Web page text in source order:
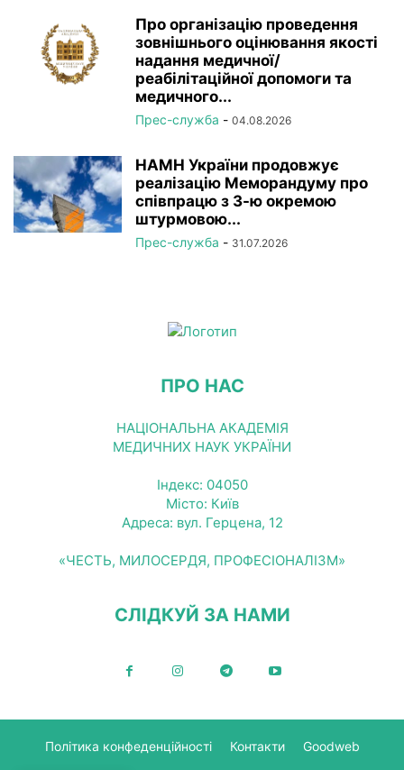
Про організацію проведення
зовнішнього оцінювання якості
надання медичної/
реабілітаційної допомоги та
медичного...
Прес-служба - 04.08.2026
НАМН України продовжує
реалізацію Меморандуму про
співпрацю з 3-ю окремою
штурмовою...
Прес-служба - 31.07.2026
ПРО НАС
НАЦІОНАЛЬНА АКАДЕМІЯ
МЕДИЧНИХ НАУК УКРАЇНИ
Індекс: 04050
Місто: Київ
Адреса: вул. Герцена, 12
«ЧЕСТЬ, МИЛОСЕРДЯ, ПРОФЕСІОНАЛІЗМ»
СЛІДКУЙ ЗА НАМИ
Політика конфеденційності Контакти Goodweb